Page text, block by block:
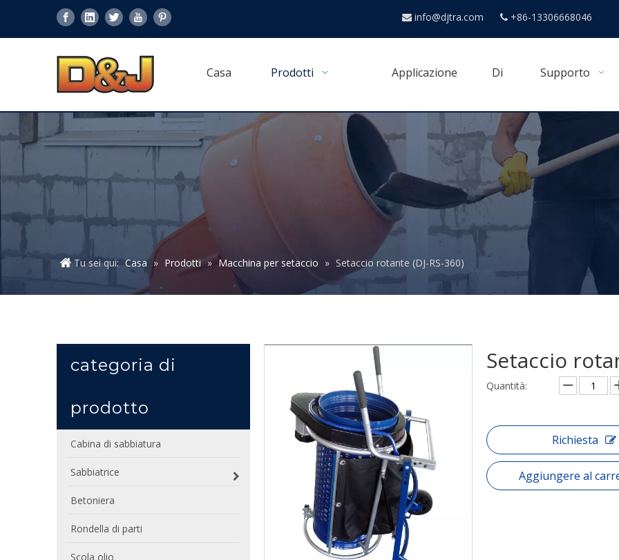
 info@djtra.com  +86-13306668046
Casa Prodotti Applicazione Di Supporto
Tu sei qui: Casa » Prodotti » Macchina per setaccio » Setaccio rotante (DJ-RS-360)
categoria di
prodotto
Cabina di sabbiatura
Sabbiatrice
Betoniera
Rondella di parti
Scola olio
Setaccio
Quantità:
Richiesta
Aggiungere al